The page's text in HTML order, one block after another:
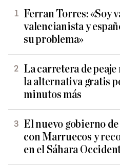
Ferran Torres: «Soy
valencianista y
su problema»
La carretera de peaje
la alternativa gratis
minutos más
El nuevo gobierno
con Marruecos y
en el Sáhara